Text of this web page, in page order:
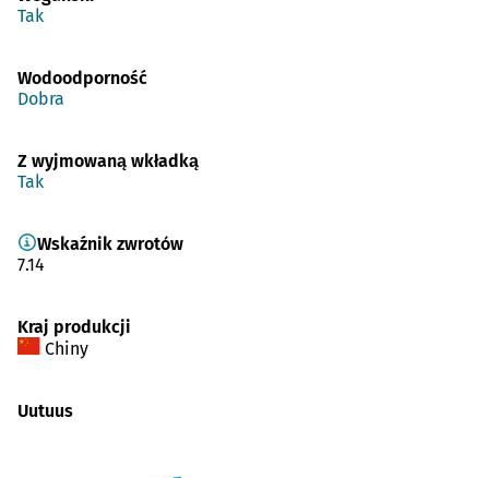
Tak
Wodoodporność
Dobra
Z wyjmowaną wkładką
Tak
Wskaźnik zwrotów
7.14
Kraj produkcji
Chiny
Uutuus